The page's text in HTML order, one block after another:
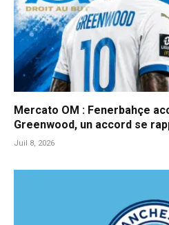
Mercato OM : Fenerbahçe
Greenwood, un accord se
Juil 8, 2026